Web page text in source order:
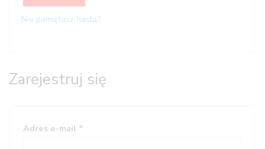
Nie pamiętasz hasła?
Zarejestruj się
Adres e-mail *